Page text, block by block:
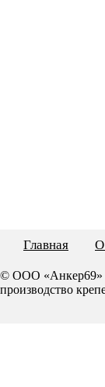
Главная О
© ООО «Анкер69»
производство